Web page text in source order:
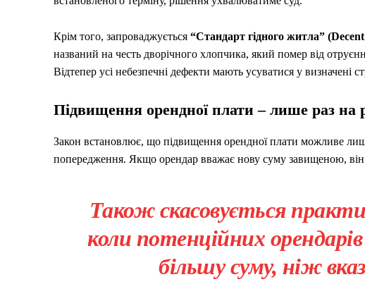
Крім того, запроваджується “Стандарт гідного житла”
названий на честь дворічного хлопчика, який помер від
Відтепер усі небезпечні дефекти мають усуватися у визначені
Підвищення орендної плати – лише раз на
Закон встановлює, що підвищення орендної плати можливе
попередження. Якщо орендар вважає нову суму завищеною, він
Також скасовується
коли потенційних
більшу суму, ніж